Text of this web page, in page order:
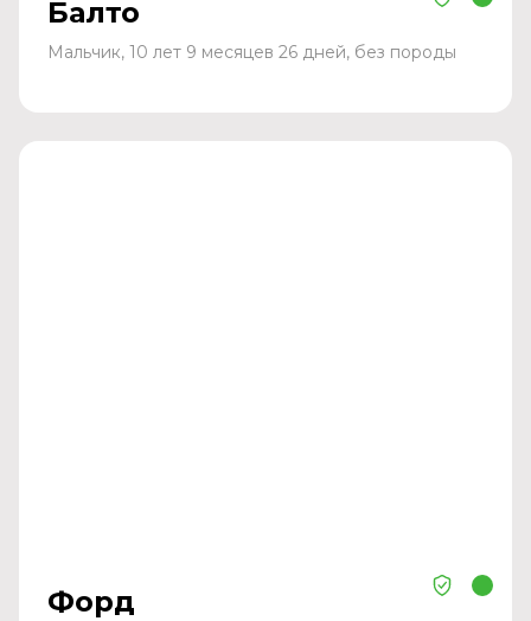
Балто
Мальчик, 10 лет 9 месяцев 26 дней, без породы
Форд